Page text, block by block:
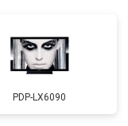
PDP-LX6090